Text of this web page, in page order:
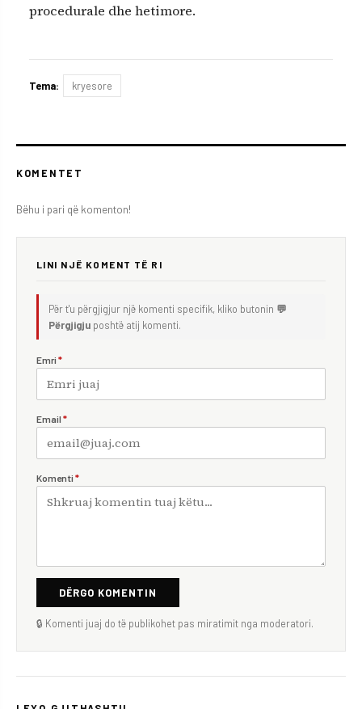
procedurale dhe hetimore.
Tema: kryesore
KOMENTET
Bëhu i pari që komenton!
LINI NJË KOMENT TË RI
Për t'u përgjigjur një komenti specifik, kliko butonin 💬
Përgjigju poshtë atij komenti.
Emri *
Email *
Komenti *
DËRGO KOMENTIN
🔒 Komenti juaj do të publikohet pas miratimit nga moderatori.